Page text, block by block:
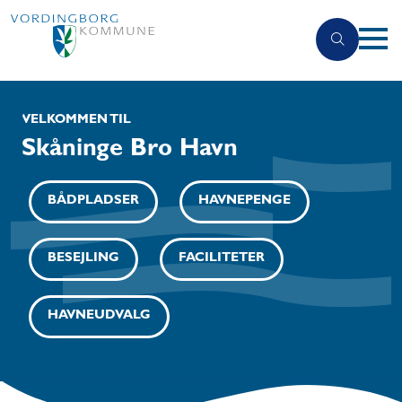
VELKOMMEN TIL
Skåninge Bro Havn
BÅDPLADSER HAVNEPENGE
BESEJLING FACILITETER
HAVNEUDVALG